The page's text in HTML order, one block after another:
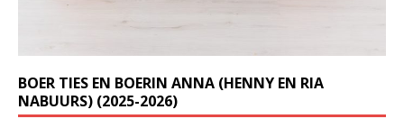
BOER TIES EN BOERIN ANNA (HENNY EN RIA
NABUURS) (2025-2026)